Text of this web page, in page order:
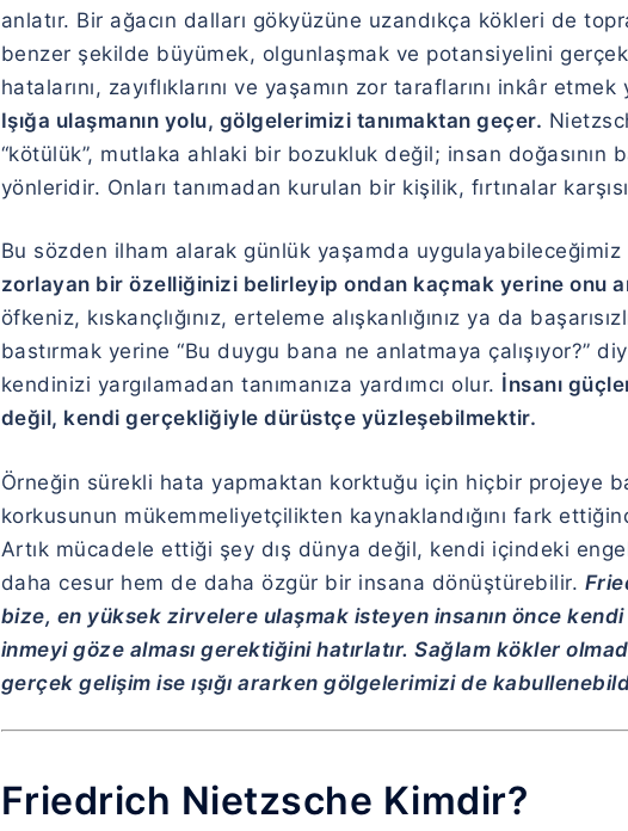
anlatır. Bir ağacın dalları gökyüzüne uzandıkça kökleri de
benzer şekilde büyümek, olgunlaşmak ve potansiyelini
hatalarını, zayıflıklarını ve yaşamın zor taraflarını inkâr
Işığa ulaşmanın yolu, gölgelerimizi tanımaktan geçer.
“kötülük”, mutlaka ahlaki bir bozukluk değil; insan doğasının
yönleridir. Onları tanımadan kurulan bir kişilik, fırtınalar
Bu sözden ilham alarak günlük yaşamda
zorlayan bir özelliğinizi belirleyip ondan kaçmak yerine onu
öfkeniz, kıskançlığınız, erteleme alışkanlığınız ya da
bastırmak yerine “Bu duygu bana ne anlatmaya çalışıyor?”
kendinizi yargılamadan tanımanıza yardımcı olur. İnsanı
değil, kendi gerçekliğiyle dürüstçe yüzleşebilmektir.
Örneğin sürekli hata yapmaktan korktuğu için hiçbir projeye
korkusunun mükemmeliyetçilikten kaynaklandığını fark
Artık mücadele ettiği şey dış dünya değil, kendi içindeki
daha cesur hem de daha özgür bir insana dönüştürebilir.
bize, en yüksek zirvelere ulaşmak isteyen insanın önce
inmeyi göze alması gerektiğini hatırlatır. Sağlam kökler
gerçek gelişim ise ışığı ararken gölgelerimizi de
Friedrich Nietzsche Kimdir?